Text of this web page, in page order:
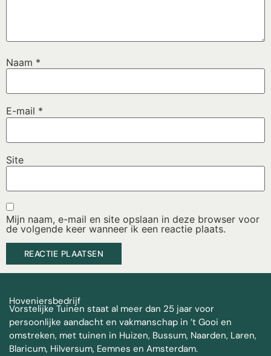
Naam *
E-mail *
Site
Mijn naam, e-mail en site opslaan in deze browser voor
de volgende keer wanneer ik een reactie plaats.
Hoveniersbedrijf
Vorstelijke Tuinen staat al meer dan 25 jaar voor
persoonlijke aandacht en vakmanschap in ’t Gooi en
omstreken, met tuinen in Huizen, Bussum, Naarden, Laren,
Blaricum, Hilversum, Eemnes en Amsterdam.